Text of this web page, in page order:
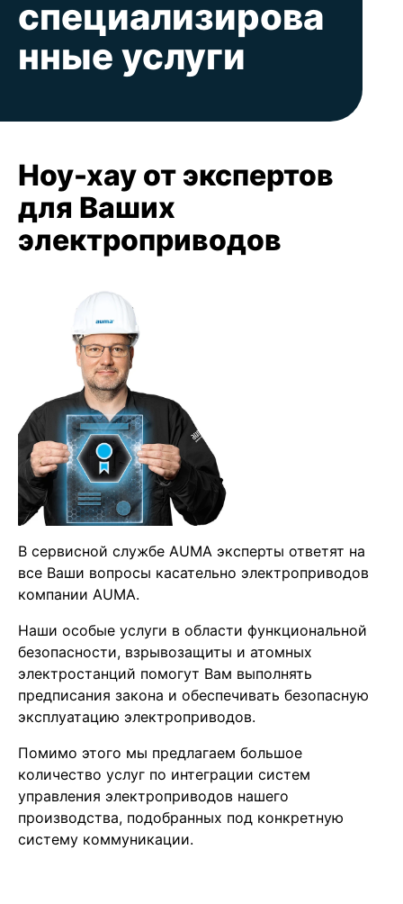
специализирова
нные услуги
Ноу-хау от экспертов
для Ваших
электроприводов
В сервисной службе AUMA эксперты ответят на
все Ваши вопросы касательно электроприводов
компании AUMA.
Наши особые услуги в области функциональной
безопасности, взрывозащиты и атомных
электростанций помогут Вам выполнять
предписания закона и обеспечивать безопасную
эксплуатацию электроприводов.
Помимо этого мы предлагаем большое
количество услуг по интеграции систем
управления электроприводов нашего
производства, подобранных под конкретную
систему коммуникации.